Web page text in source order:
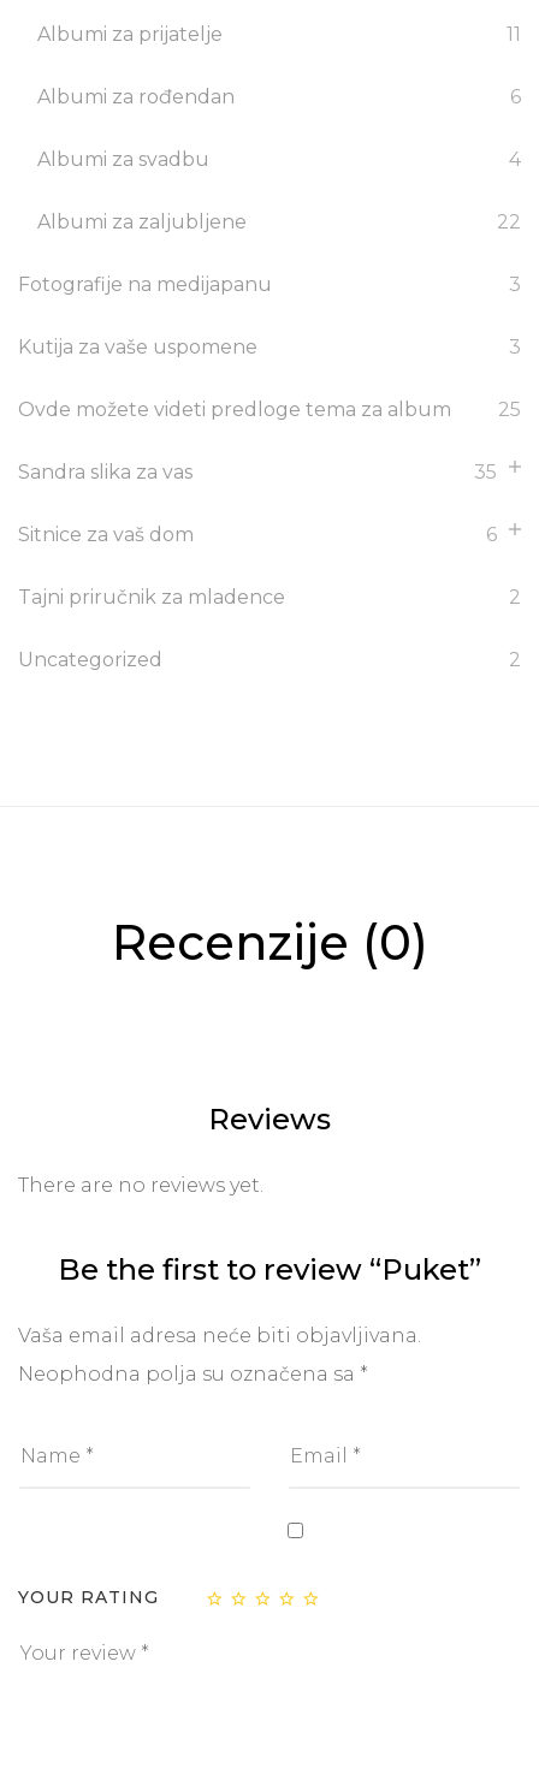
Albumi za prijatelje 11
Albumi za rođendan 6
Albumi za svadbu 4
Albumi za zaljubljene 22
Fotografije na medijapanu 3
Kutija za vaše uspomene 3
Ovde možete videti predloge tema za album 25
Sandra slika za vas 35
Sitnice za vaš dom 6
Tajni priručnik za mladence 2
Uncategorized 2
Recenzije (0)
Reviews
There are no reviews yet.
Be the first to review “Puket”
Vaša email adresa neće biti objavljivana.
Neophodna polja su označena sa *
YOUR RATING